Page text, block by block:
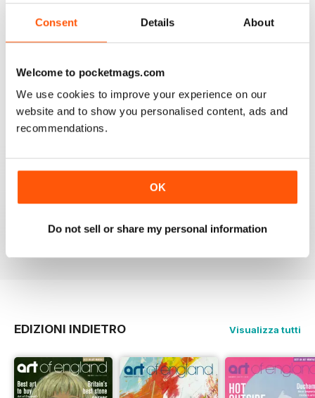
Consent Details About
Welcome to pocketmags.com
We use cookies to improve your experience on our
website and to show you personalised content, ads and
recommendations.
OK
Do not sell or share my personal information
3
0
VISUALIZZA LE RECENSIONI
HIGHLY RECOMMEND FOR ART BUYERS
Highly Recommend for art buyers, good contacts,
Recensito 19 giugno 2020
EDIZIONI INDIETRO Visualizza tutti